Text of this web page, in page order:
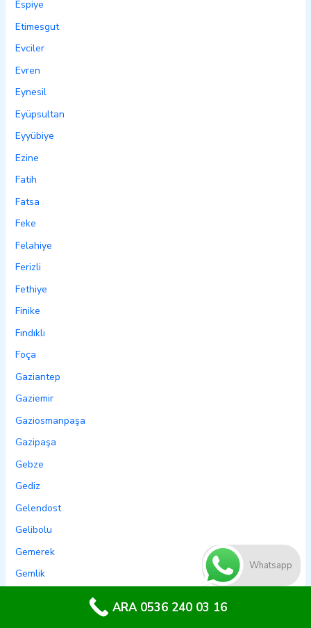
Espiye
Etimesgut
Evciler
Evren
Eynesil
Eyüpsultan
Eyyübiye
Ezine
Fatih
Fatsa
Feke
Felahiye
Ferizli
Fethiye
Finike
Fındıklı
Foça
Gaziantep
Gaziemir
Gaziosmanpaşa
Gazipaşa
Gebze
Gediz
Gelendost
Gelibolu
Gemerek
Gemlik
Whatsapp
ARA 0536 240 03 16